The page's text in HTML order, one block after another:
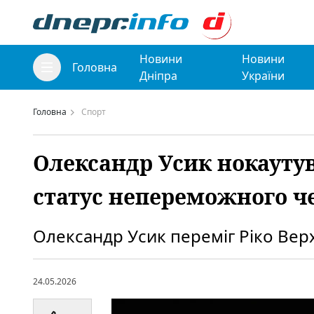
Головна
Новини
Дніпра
Новини
України
Головна Спорт
Олександр Усик
статус непереможного
Олександр Усик переміг Ріко
24.05.2026